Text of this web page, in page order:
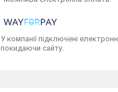
У компанії підключені
покидаючи сайту.